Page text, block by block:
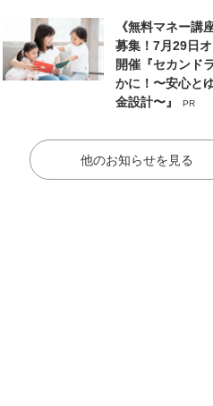
《無料マネー講
募集！7月29日
開催『セカンド
かに！〜安心と
金設計〜』
PR
他のお知らせを見る